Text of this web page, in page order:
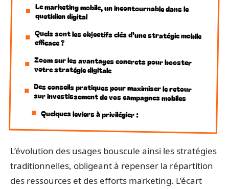
Le marketing mobile, un incontournable dans le
quotidien digital
Quels sont les objectifs clés d’une stratégie mobile
efficace ?
Zoom sur les avantages concrets pour booster
votre stratégie digitale
Des conseils pratiques pour maximiser le retour
sur investissement de vos campagnes mobiles
Quelques leviers à privilégier :
L’évolution des usages bouscule ainsi les stratégies
traditionnelles, obligeant à repenser la répartition
des ressources et des efforts marketing. L’écart